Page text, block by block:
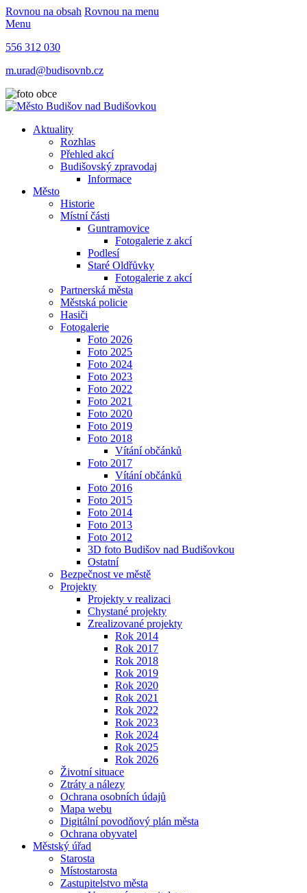
Rovnou na obsah Rovnou na menu
Menu
556 312 030
m.urad@budisovnb.cz
Aktuality
Rozhlas
Přehled akcí
Budišovský zpravodaj
Informace
Město
Historie
Místní části
Guntramovice
Fotogalerie z akcí
Podlesí
Staré Oldřůvky
Fotogalerie z akcí
Partnerská města
Městská policie
Hasiči
Fotogalerie
Foto 2026
Foto 2025
Foto 2024
Foto 2023
Foto 2022
Foto 2021
Foto 2020
Foto 2019
Foto 2018
Vítání občánků
Foto 2017
Vítání občánků
Foto 2016
Foto 2015
Foto 2014
Foto 2013
Foto 2012
3D foto Budišov nad Budišovkou
Ostatní
Bezpečnost ve městě
Projekty
Projekty v realizaci
Chystané projekty
Zrealizované projekty
Rok 2014
Rok 2017
Rok 2018
Rok 2019
Rok 2020
Rok 2021
Rok 2022
Rok 2023
Rok 2024
Rok 2025
Rok 2026
Životní situace
Ztráty a nálezy
Ochrana osobních údajů
Mapa webu
Digitální povodňový plán města
Ochrana obyvatel
Městský úřad
Starosta
Místostarosta
Zastupitelstvo města